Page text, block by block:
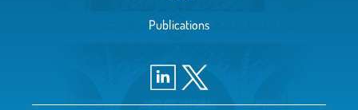
Publications